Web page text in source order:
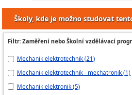
Elektrotechnik kontrolor
Elektrotechnik mistr
Elektrotechnik normovač
Elektrotechnik projektant
Elektrotechnik technolog
prostředků a zařízení
Školy, kde je možno studovat
Filtr: Zaměření nebo Školní vzdělávací
Mechanik elektrotechnik (21)
Mechanik elektrotechnik - mechatronik (1)
Mechanik elektronik (5)